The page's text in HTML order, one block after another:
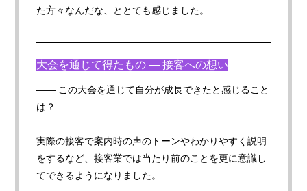
た方々なんだな、ととても感じました。
大会を通じて得たもの — 接客への想い
—— この大会を通じて自分が成長できたと感じること
は ？
実際の接客で案内時の声のトーンやわかりやすく説明
をするなど、接客業では当たり前のことを更に意識し
てできるようになりました。